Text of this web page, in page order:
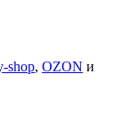
shop, OZON и